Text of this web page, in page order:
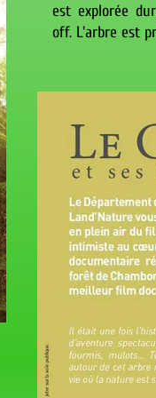
est explorée
off. L'arbre est